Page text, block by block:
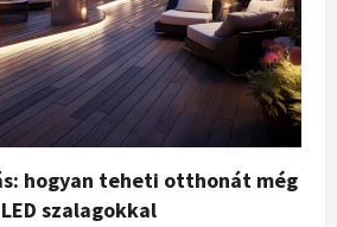
hogyan teheti otthonát még
szalagokkal